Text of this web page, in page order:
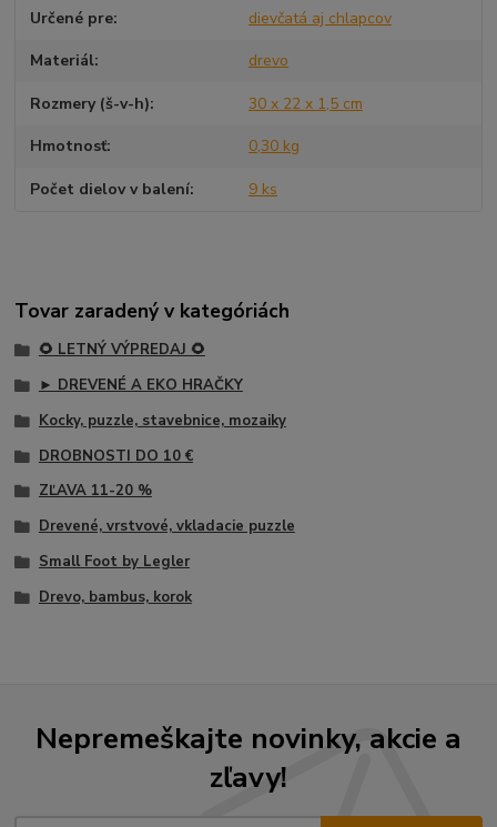
Určené pre dievčatá aj chlapcov
Materiál drevo
Rozmery (š-v-h) 30 x 22 x 1,5 cm
Hmotnosť 0,30 kg
Počet dielov v balení 9 ks
Tovar zaradený v kategóriách
🌻 LETNÝ VÝPREDAJ 🌻
► DREVENÉ A EKO HRAČKY
Kocky, puzzle, stavebnice, mozaiky
DROBNOSTI DO 10 €
ZĽAVA 11-20 %
Drevené, vrstvové, vkladacie puzzle
Small Foot by Legler
Drevo, bambus, korok
Nepremeškajte novinky, akcie a
zľavy!